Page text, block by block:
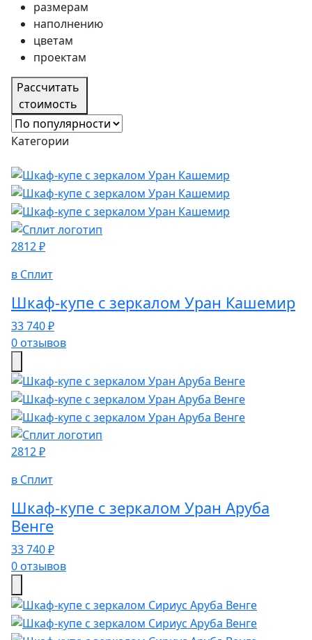
размерам
наполнению
цветам
проектам
Рассчитать
стоимость
Категории
2812 ₽
в Сплит
Шкаф-купе с зеркалом Уран Кашемир
33 740 ₽
0 отзывов
2812 ₽
в Сплит
Шкаф-купе с зеркалом Уран Аруба
Венге
33 740 ₽
0 отзывов